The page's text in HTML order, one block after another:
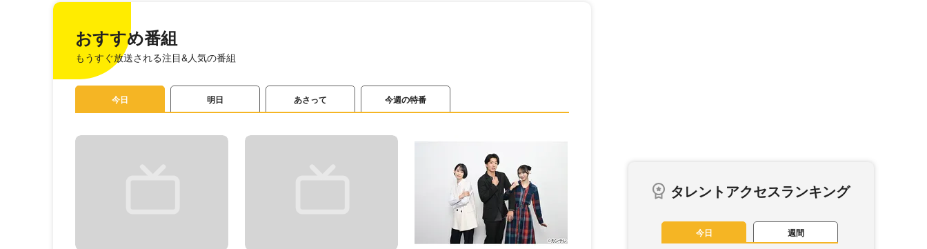
おすすめ番組
もうすぐ放送される注目&人気の番組
今日 明日 あさって 今週の特番
タレントアクセスランキング
今日 週間